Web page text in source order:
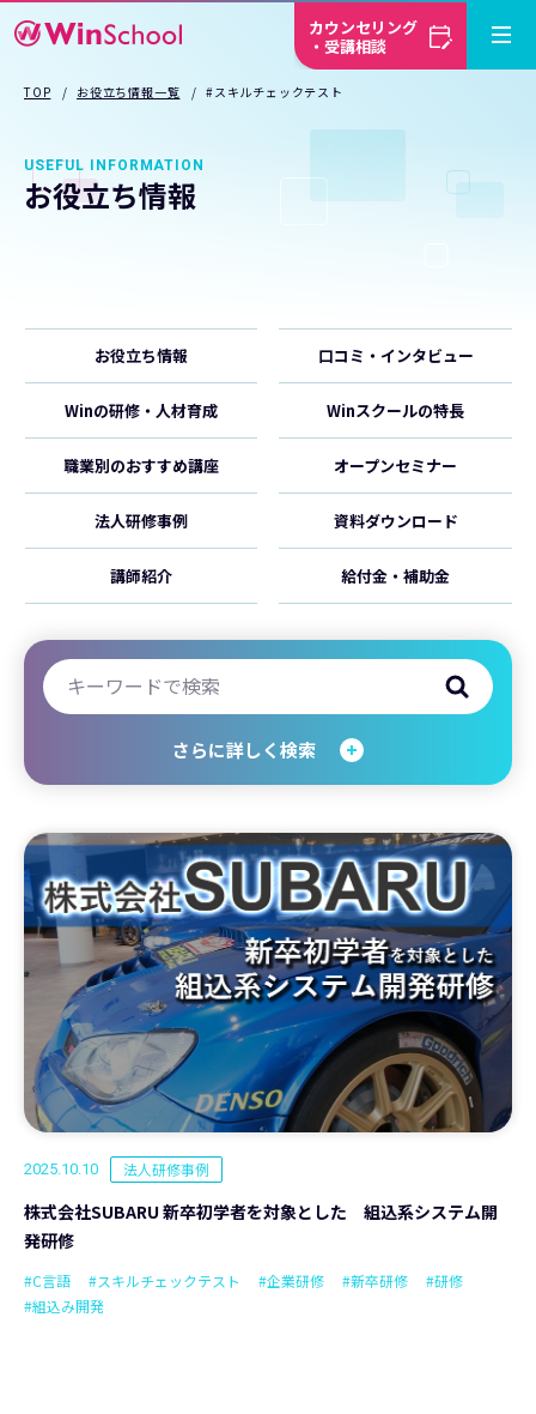
カウンセリング
・受講相談
TOP お役立ち情報一覧 #スキルチェックテスト
USEFUL INFORMATION
お役立ち情報
お役立ち情報 口コミ・インタビュー
Winの研修・人材育成 Winスクールの特長
職業別のおすすめ講座 オープンセミナー
法人研修事例 資料ダウンロード
講師紹介 給付金・補助金
さらに詳しく検索
2025.10.10 法人研修事例
株式会社SUBARU 新卒初学者を対象とした 組込系システム開
発研修
#C言語 #スキルチェックテスト #企業研修 #新卒研修
#研修
#組込み開発